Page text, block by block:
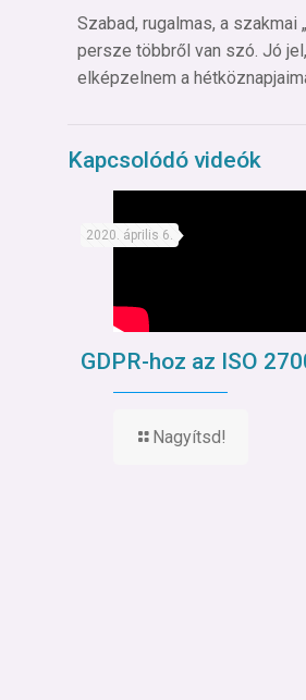
Szabad, rugalmas, a
persze többről van szó. Jó
elképzelnem a
Kapcsolódó videók
2020. április 6.
GDPR-hoz az ISO
Nagyítsd!